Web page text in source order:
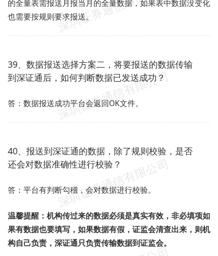
的全量表需报送月报当月的全量数据，如果表中数据没变化
也需要按规则要求报送。
39、数据报送选择方案二，将要报送的数据传输
到深证通后，如何判断数据已发送成功？
答：数据报送成功平台会返回OK文件。
40、报送到深证通的数据，除了规则校验，是否
还会对数据准确性进行校验？
答：平台有判断勾稽，会对数据进行校验。
温馨提醒：机构传过来的数据必须是真实有效，非必填项如
果有数据也要填写，如果数据有假，证监会清查出来，则机
构自己负责，深证通只负责传输数据到证监会。